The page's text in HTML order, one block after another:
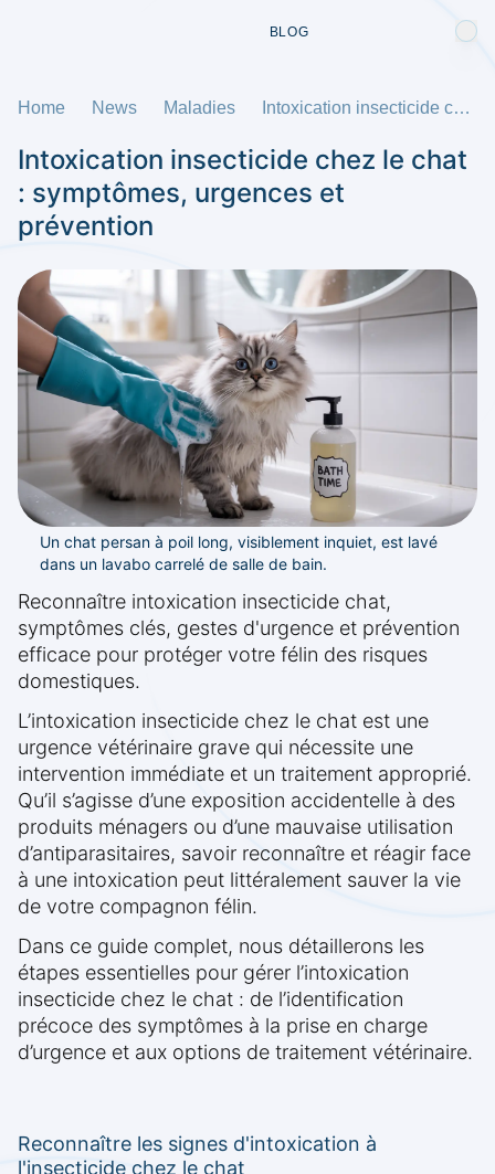
BLOG
Home News Maladies Intoxication insecticide chez le chat : symptômes, urgences et prévention
Intoxication insecticide chez le chat
: symptômes, urgences et
prévention
Un chat persan à poil long, visiblement inquiet, est lavé
dans un lavabo carrelé de salle de bain.
Reconnaître intoxication insecticide chat,
symptômes clés, gestes d'urgence et prévention
efficace pour protéger votre félin des risques
domestiques.
L’intoxication insecticide chez le chat est une
urgence vétérinaire grave qui nécessite une
intervention immédiate et un traitement approprié.
Qu’il s’agisse d’une exposition accidentelle à des
produits ménagers ou d’une mauvaise utilisation
d’antiparasitaires, savoir reconnaître et réagir face
à une intoxication peut littéralement sauver la vie
de votre compagnon félin.
Dans ce guide complet, nous détaillerons les
étapes essentielles pour gérer l’intoxication
insecticide chez le chat : de l’identification
précoce des symptômes à la prise en charge
d’urgence et aux options de traitement vétérinaire.
Reconnaître les signes d'intoxication à
l'insecticide chez le chat